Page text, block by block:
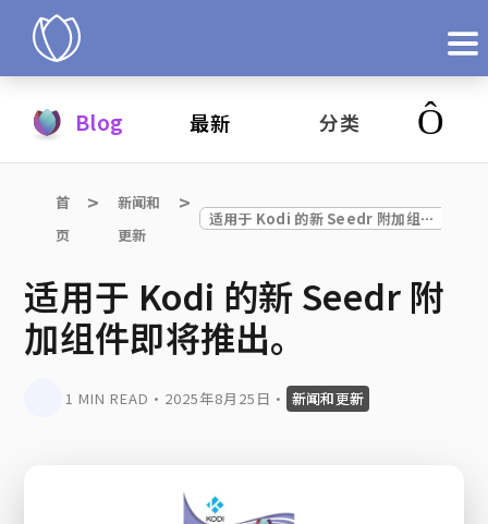
立即试用
Blog 最新 分类
首
页
新闻和
更新
适用于 Kodi 的新 Seedr 附加组件即将推出。
适用于 Kodi 的新 Seedr 附
加组件即将推出。
1 MIN READ • 2025年8月25日 • 新闻和更新